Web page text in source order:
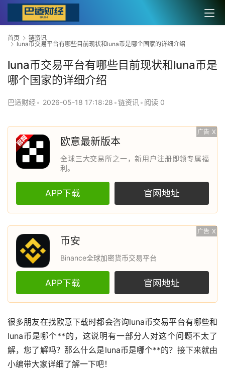
首页
链资讯
luna币交易平台有哪些目前现状和luna币是哪个国家的详细介绍
luna币交易平台有哪些目前现状和luna币是
哪个国家的详细介绍
巴适财经• 2026-05-18 17:18:28 •链资讯• 阅读 0
广告 X
欧意最新版本
全球三大交易所之一，新用户注册即领专属福
利。
APP下载 官网地址
广告 X
币安
Binance全球加密货币交易平台
APP下载 官网地址
很多朋友在找欧意下载时都会咨询luna币交易平台有哪些和
luna币是哪个**的，这说明有一部分人对这个问题不太了
解，您了解吗？那么什么是luna币是哪个**的？接下来就由
小编带大家详细了解一下吧！